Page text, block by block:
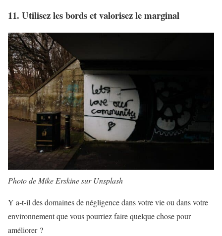
11. Utilisez les bords et valorisez le marginal
Photo de Mike Erskine sur Unsplash
Y a-t-il des domaines de négligence dans votre vie ou dans votre
environnement que vous pourriez faire quelque chose pour
améliorer ?